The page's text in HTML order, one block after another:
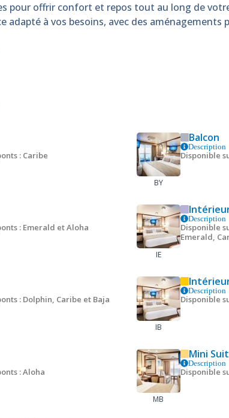
pour offrir confort et repos tout au long de
adapté à vos besoins, avec des
: Caribe
BY
Balcon
Description
Disponible
: Emerald et Aloha
IE
Description
Disponible
Emerald,
: Dolphin, Caribe et Baja
IB
Description
Disponible
: Aloha
MB
Mini
Description
Disponible